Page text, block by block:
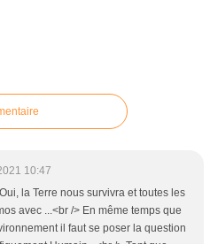
10:47
la Terre nous survivra et toutes les
avec ...<br /> En même temps que
il faut se poser la question